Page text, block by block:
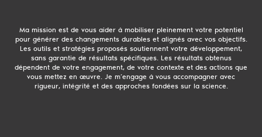
Ma mission est de vous aider à mobiliser pleinement votre potentiel
pour générer des changements durables et alignés avec vos objectifs.
Les outils et stratégies proposés soutiennent votre développement,
sans garantie de résultats spécifiques. Les résultats obtenus
dépendent de votre engagement, de votre contexte et des actions que
vous mettez en œuvre. Je m’engage à vous accompagner avec
rigueur, intégrité et des approches fondées sur la science.